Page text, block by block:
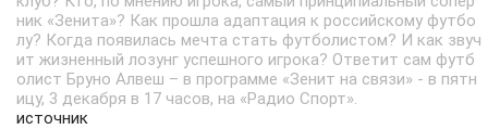
ник «Зенита»? Как прошла адаптация к российскому футбо
лу? Когда появилась мечта стать футболистом? И как звуч
ит жизненный лозунг успешного игрока? Ответит сам футб
олист Бруно Алвеш – в программе «Зенит на связи» - в пятн
ицу, 3 декабря в 17 часов, на «Радио Спорт».
источник